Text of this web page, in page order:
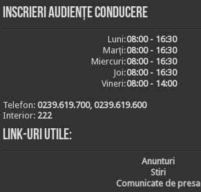
Inscrieri audiențe conducere
Luni:08:00 - 16:30
Marți:08:00 - 16:30
Miercuri:08:00 - 16:30
Joi:08:00 - 16:30
Vineri:08:00 - 14:00
Telefon:0239.619.700, 0239.619.600
Interior: 222
Link-uri utile:
Anunturi
Stiri
Comunicate de presa